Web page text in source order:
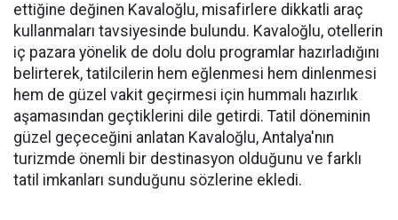
ettiğine değinen Kavaloğlu, misafirlere dikkatli araç
kullanmaları tavsiyesinde bulundu. Kavaloğlu, otellerin
iç pazara yönelik de dolu dolu programlar hazırladığını
belirterek, tatilcilerin hem eğlenmesi hem dinlenmesi
hem de güzel vakit geçirmesi için hummalı hazırlık
aşamasından geçtiklerini dile getirdi. Tatil döneminin
güzel geçeceğini anlatan Kavaloğlu, Antalya'nın
turizmde önemli bir destinasyon olduğunu ve farklı
tatil imkanları sunduğunu sözlerine ekledi.